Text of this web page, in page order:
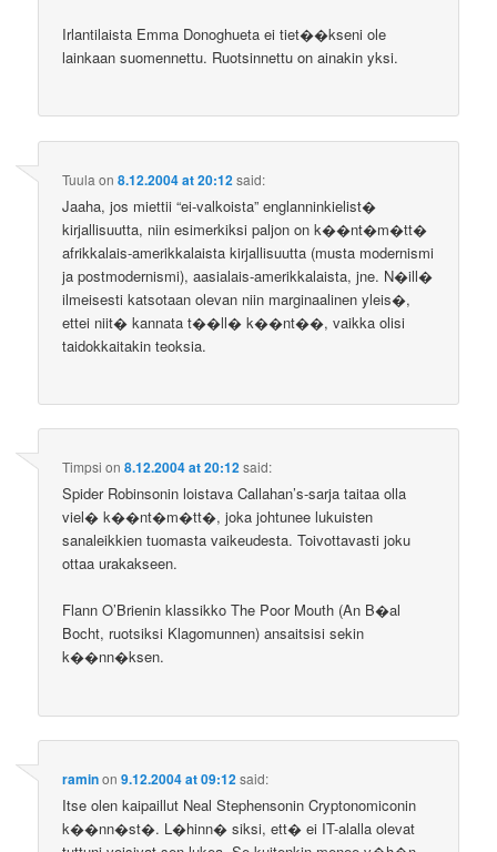
Irlantilaista Emma Donoghueta ei tiet��kseni ole
lainkaan suomennettu. Ruotsinnettu on ainakin yksi.
Tuula on8.12.2004 at 20:12said:
Jaaha, jos miettii “ei-valkoista” englanninkielist�
kirjallisuutta, niin esimerkiksi paljon on k��nt�m�tt�
afrikkalais-amerikkalaista kirjallisuutta (musta modernismi
ja postmodernismi), aasialais-amerikkalaista, jne. N�ill�
ilmeisesti katsotaan olevan niin marginaalinen yleis�,
ettei niit� kannata t��ll� k��nt��, vaikka olisi
taidokkaitakin teoksia.
Timpsi on8.12.2004 at 20:12said:
Spider Robinsonin loistava Callahan’s-sarja taitaa olla
viel� k��nt�m�tt�, joka johtunee lukuisten
sanaleikkien tuomasta vaikeudesta. Toivottavasti joku
ottaa urakakseen.
Flann O’Brienin klassikko The Poor Mouth (An B�al
Bocht, ruotsiksi Klagomunnen) ansaitsisi sekin
k��nn�ksen.
raminon9.12.2004 at 09:12said:
Itse olen kaipaillut Neal Stephensonin Cryptonomiconin
k��nn�st�. L�hinn� siksi, ett� ei IT-alalla olevat